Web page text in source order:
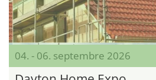
04. - 06. septembre 2026